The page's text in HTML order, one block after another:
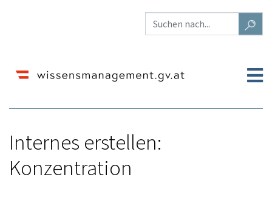
Internes erstellen:
Konzentration